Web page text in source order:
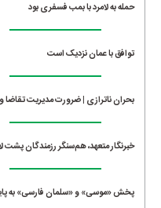
حمله به لامرد با بمب فسفری بود
توافق با عمان نزدیک است
بحران ناترازی | ضرورت مدیریت تقاضا
خبرنگار متعهد، هم‌سنگر رزمندگان پشت
پخش «موسی» و «سلمان فارسی» به